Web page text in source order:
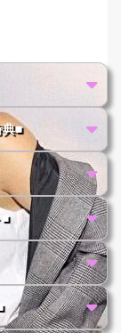
典■